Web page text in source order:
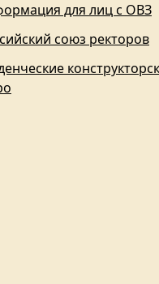
для лиц с ОВЗ
союз ректоров